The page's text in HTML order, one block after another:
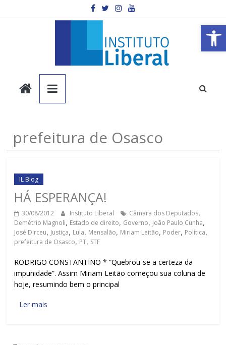
Barra de Ferramentas Aberta
Instituto
Liberal
Você
é
mais
importante
da
sociedade.
prefeitura de Osasco
IL Blog
HÁ ESPERANÇA!
30/08/2012 Instituto Liberal Câmara dos Deputados,
Demétrio Magnoli, Estado de direito, Governo, João Paulo Cunha,
José Dirceu, Justiça, Lula, Mensalão, Miriam Leitão, Poder, Política,
prefeitura de Osasco, PT, STF
RODRIGO CONSTANTINO * “Quebrou-se a certeza da
impunidade”. Assim Miriam Leitão começou sua coluna de
hoje, resumindo bem o principal
Ler mais